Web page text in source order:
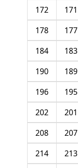
171
172
177
178
183
184
189
190
195
196
201
202
207
208
213
214